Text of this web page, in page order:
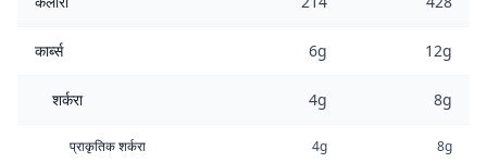
कार्ब्स 6g 12g
शर्करा 4g 8g
प्राकृतिक शर्करा 4g 8g